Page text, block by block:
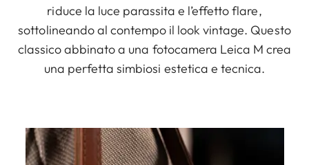
riduce la luce parassita e l’effetto flare,
sottolineando al contempo il look vintage. Questo
classico abbinato a una fotocamera Leica M crea
una perfetta simbiosi estetica e tecnica.